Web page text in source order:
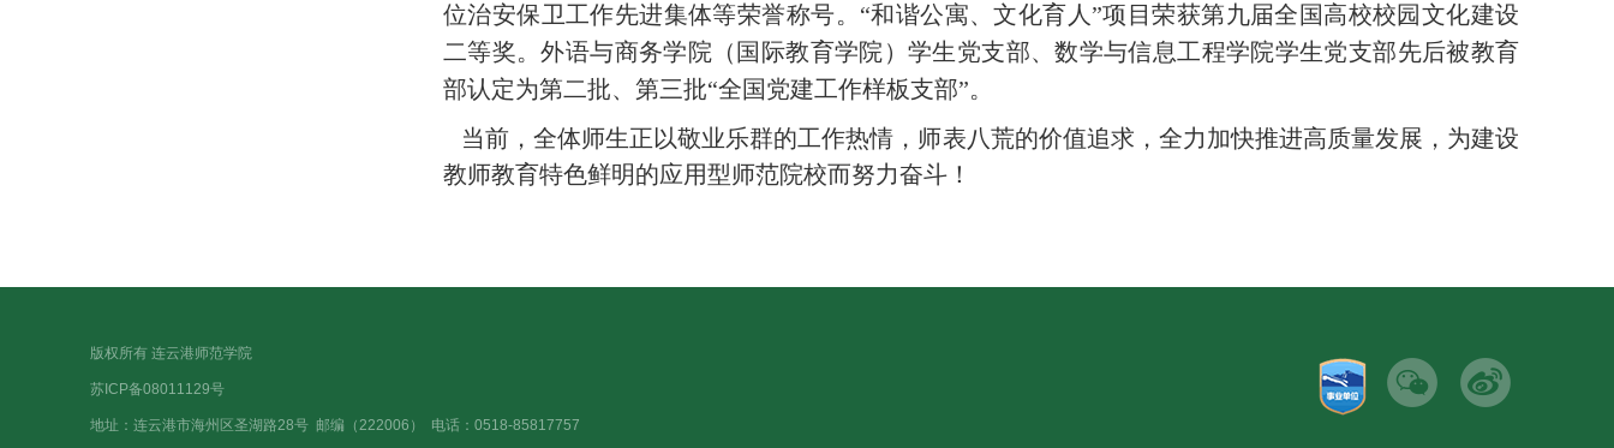
位治安保卫工作先进集体等荣誉称号。 “和谐公寓、文化育人”项目荣获第九届全国高校校园文化建设
二等奖。外语与商务学院（国际教育学院）学生党支部、数学与信息工程学院学生党支部先后被教育
部认定为第二批、第三批“全国党建工作样板支部”。
当前，全体师生正以敬业乐群的工作热情，师表八荒的价值追求 ，全力加快推进高质量发展 ，为建设
教师教育特色鲜明的应用型师范院校而努力奋斗！
版权所有 连云港师范学院
苏ICP备08011129号
地址：连云港市海州区圣湖路28号 邮编（222006） 电话：0518-85817757